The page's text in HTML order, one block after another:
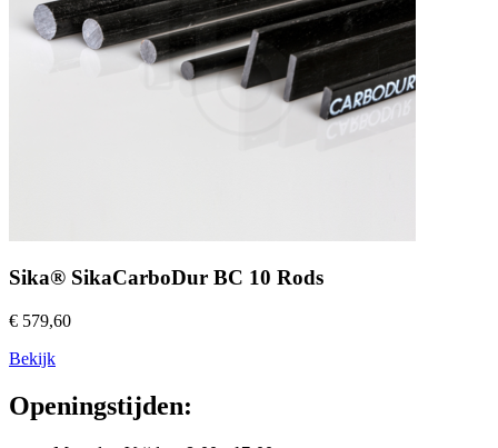
Sika® SikaCarboDur BC 10 Rods
€ 579,60
Bekijk
Openingstijden: